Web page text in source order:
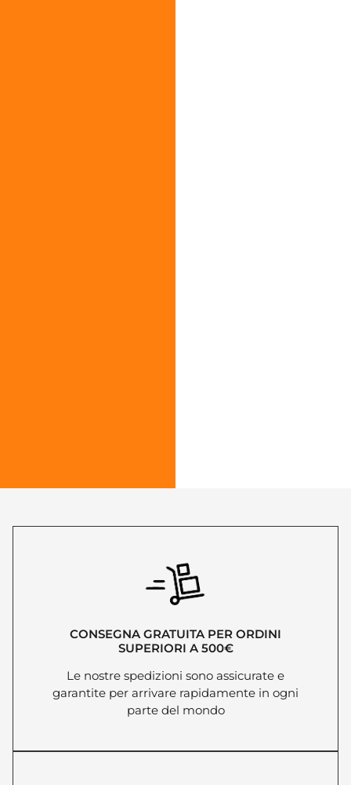
CONSEGNA GRATUITA PER ORDINI
SUPERIORI A 500€
Le nostre spedizioni sono assicurate e
garantite per arrivare rapidamente in ogni
parte del mondo